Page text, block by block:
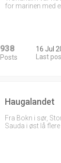
for marinen med
938
Posts
16 Jul
Last
Haugalandet
Fra Bokn i sør,
Sauda i øst lå flere